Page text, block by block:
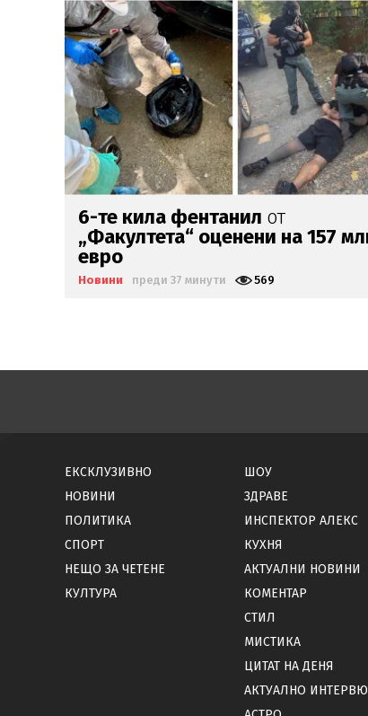
Невиждан глад в Афганистан,
чакатбум на мигранти
Новини преди 45 минути 773
ЕКСКЛУЗИВНО
НОВИНИ
ПОЛИТИКА
СПОРТ
НЕЩО ЗА ЧЕТЕНЕ
КУЛТУРА
ШОУ
ЗДРАВЕ
ИНСПЕКТОР АЛЕКС
КУХНЯ
АКТУАЛНИ НОВИНИ
КОМЕНТАР
СТИЛ
МИСТИКА
ЦИТАТ НА ДЕНЯ
АКТУАЛНО ИНТЕРВЮ